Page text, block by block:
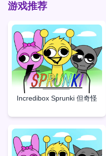
游戏推荐
Incredibox Sprunki 但奇怪